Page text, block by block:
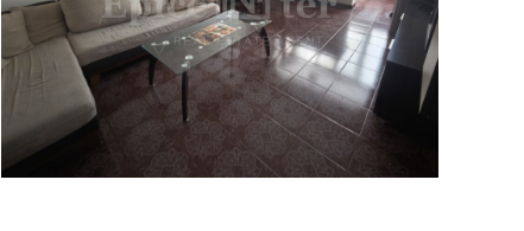
href="https://epicenter.estate/epicenter-
edition/">Continued</a>